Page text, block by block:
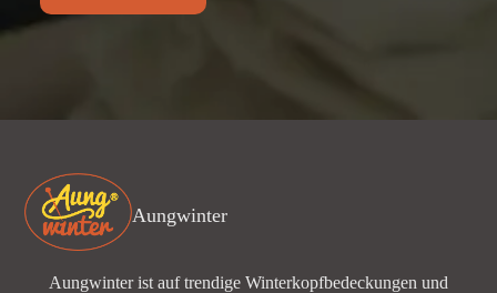
Aungwinter
Aungwinter ist auf trendige Winterkopfbedeckungen und